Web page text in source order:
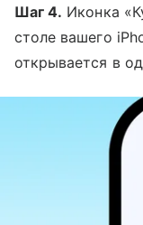
Шаг 4. Иконка
столе вашего
открывается в